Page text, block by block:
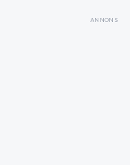
ANNONS